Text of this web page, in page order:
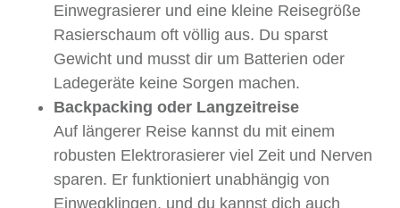
Einwegrasierer und eine kleine Reisegröße
Rasierschaum oft völlig aus. Du sparst
Gewicht und musst dir um Batterien oder
Ladegeräte keine Sorgen machen.
Backpacking oder Langzeitreise
Auf längerer Reise kannst du mit einem
robusten Elektrorasierer viel Zeit und Nerven
sparen. Er funktioniert unabhängig von
Einwegklingen, und du kannst dich auch